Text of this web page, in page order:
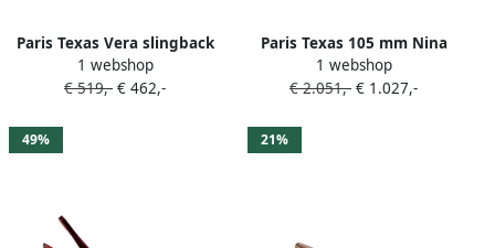
Paris Texas Vera slingback
pumps Goud
1 webshop
€ 519,- € 462,-
Paris Texas 105 mm Nina
pumps met luipaardprint
Bruin
1 webshop
€ 2.051,- € 1.027,-
49% 21%